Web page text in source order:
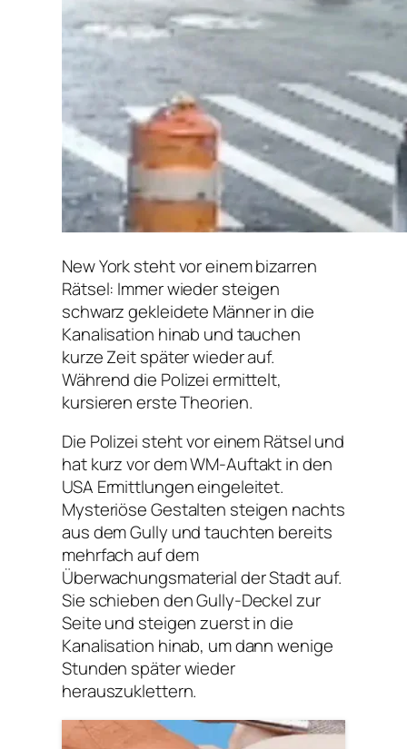
New York steht vor einem bizarren
Rätsel: Immer wieder steigen
schwarz gekleidete Männer in die
Kanalisation hinab und tauchen
kurze Zeit später wieder auf.
Während die Polizei ermittelt,
kursieren erste Theorien.
Die Polizei steht vor einem Rätsel und
hat kurz vor dem WM-Auftakt in den
USA Ermittlungen eingeleitet.
Mysteriöse Gestalten steigen nachts
aus dem Gully und tauchten bereits
mehrfach auf dem
Überwachungsmaterial der Stadt auf.
Sie schieben den Gully-Deckel zur
Seite und steigen zuerst in die
Kanalisation hinab, um dann wenige
Stunden später wieder
herauszuklettern.